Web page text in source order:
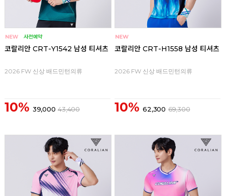
코랄리안 CRT-Y1542 남성 티셔츠
2026 FW 신상 배드민턴의류
10% 39,000 43,400
코랄리안 CRT-H1558 남성 티셔츠
2026 FW 신상 배드민턴의류
10% 62,300 69,300